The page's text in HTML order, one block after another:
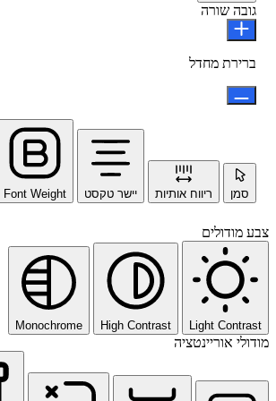
גובה שורה
ברירת מחדל
סמן ריווח אותיות יישר טקסט Font Weight
צבע מודולים
Light Contrast
High Contrast
Monochrome
מודולי אוריינטציה